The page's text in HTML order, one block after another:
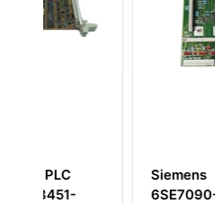
6SE7090-